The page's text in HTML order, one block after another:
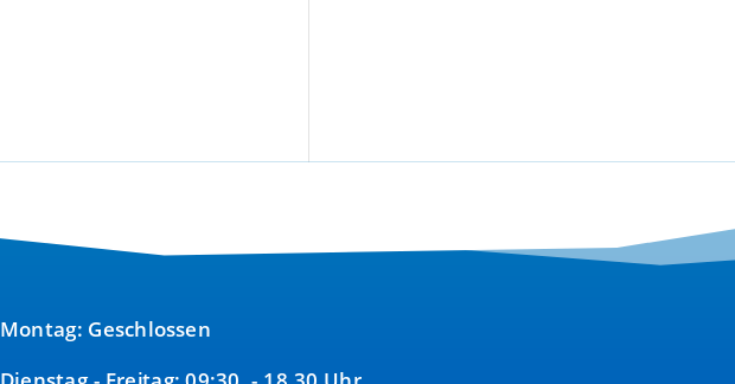
Montag: Geschlossen